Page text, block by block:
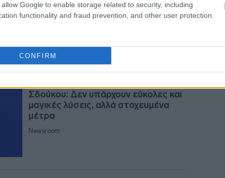
Google to enable storage related to security, including
functionality and fraud prevention, and other user protection.
CONFIRM
Newsroom
Σδούκου: Δεν υπάρχουν εύκολες και
μαγικές λύσεις, αλλά στοχευμένα
μέτρα
Newsroom